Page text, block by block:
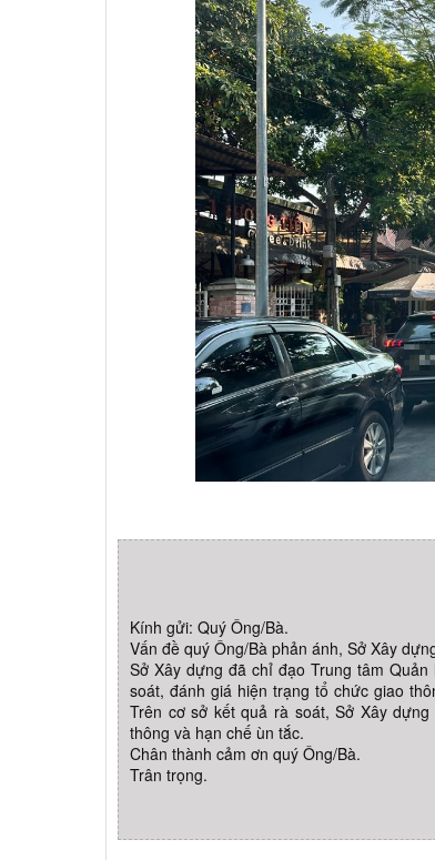
Kính gửi: Quý Ông/Bà.
Vấn đề quý Ông/Bà phản ánh, Sở Xây
Sở Xây dựng đã chỉ đạo Trung tâm
soát, đánh giá hiện trạng tổ chức giao
Trên cơ sở kết quả rà soát, Sở Xây
thông và hạn chế ùn tắc.
Chân thành cảm ơn quý Ông/Bà.
Trân trọng.